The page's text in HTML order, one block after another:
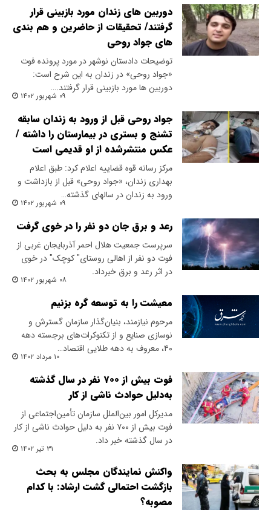
دوربین های زندان مورد بازبینی قرار
گرفتند/ تحقیقات از حاضرین و هم بندی
های جواد روحی
توضیحات دادستان نوشهر در مورد پرونده فوت
«جواد روحی» در زندان به این شرح است:
دوربین ها مورد بازبینی قرار گرفتند.…
۰۹ شهریور ۱۴۰۲
جواد روحی قبل از ورود به زندان سابقه
تشنج و بستری در بیمارستان را داشته /
عکس منتشرشده از او قدیمی است
مرکز رسانه قوه قضاییه اعلام کرد: طبق اعلام
بهداری زندان، «جواد روحی» قبل از بازداشت و
ورود به زندان در سالهای گذشته…
۰۹ شهریور ۱۴۰۲
رعد و برق جان دو نفر را در خوی گرفت
سرپرست جمعیت هلال احمر آذربایجان غربی از
فوت دو نفر از اهالی روستای" کوچک" در خوی
در اثر رعد و برق خبرداد.
۰۸ شهریور ۱۴۰۲
معیشت را به توسعه گره بزنیم
‌مرحوم نیازمند، بنیان‌گذار سازمان گسترش و
نوسازی صنایع و از تکنوکرات‌های برجسته دهه
۴۰، معروف به دهه طلایی اقتصاد…
۱۰ مرداد ۱۴۰۲
فوت بیش از ٧٠٠ نفر در سال گذشته
به‌دلیل حوادث ناشی از کار
مدیرکل امور بین‌الملل سازمان تأمین‌اجتماعی از
فوت بیش از ۷۰۰ نفر به دلیل حوادث ناشی از کار
در سال گذشته خبر داد.
۳۱ تیر ۱۴۰۲
واکنش نمایندگان مجلس به بحث
بازگشت احتمالی گشت ارشاد: با کدام
مصوبه؟